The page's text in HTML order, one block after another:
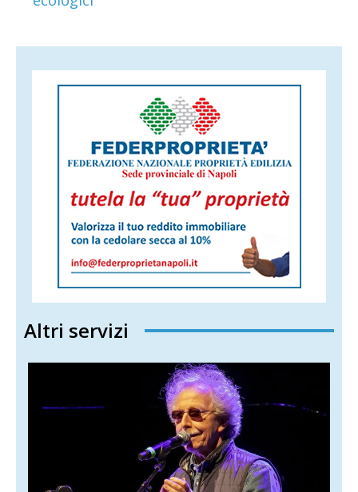
Altri servizi